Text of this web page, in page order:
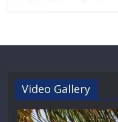
Video Gallery